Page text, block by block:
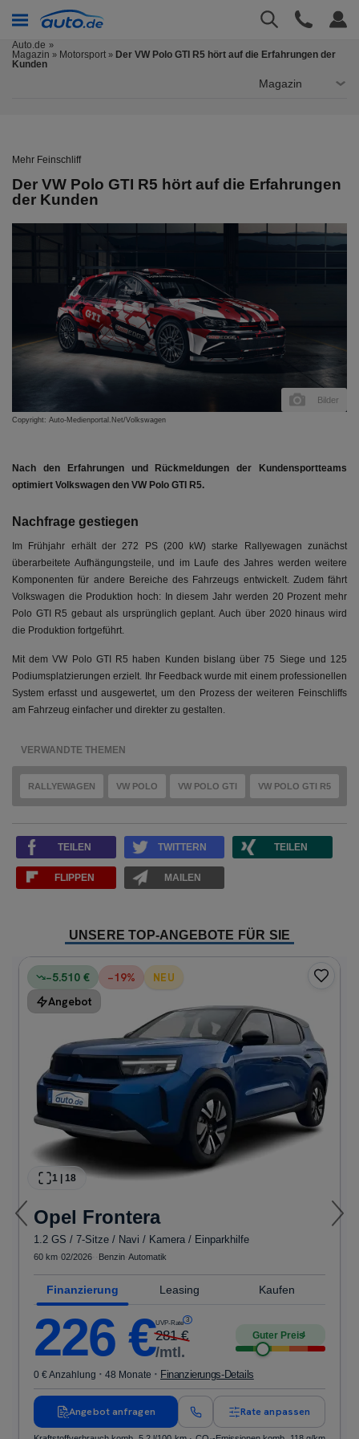
Auto.de
Magazin » Motorsport » Der VW Polo GTI R5 hört auf die Erfahrungen der
Kunden
Magazin
Mehr Feinschliff
Der VW Polo GTI R5 hört auf die Erfahrungen
der Kunden
Bilder
Copyright: Auto-Medienportal.Net/Volkswagen
Nach den Erfahrungen und Rückmeldungen der Kundensportteams
optimiert Volkswagen den VW Polo GTI R5.
Nachfrage gestiegen
Im Frühjahr erhält der 272 PS (200 kW) starke Rallyewagen zunächst
überarbeitete Aufhängungsteile, und im Laufe des Jahres werden weitere
Komponenten für andere Bereiche des Fahrzeugs entwickelt. Zudem fährt
Volkswagen die Produktion hoch: In diesem Jahr werden 20 Prozent mehr
Polo GTI R5 gebaut als ursprünglich geplant. Auch über 2020 hinaus wird
die Produktion fortgeführt.
Mit dem VW Polo GTI R5 haben Kunden bislang über 75 Siege und 125
Podiumsplatzierungen erzielt. Ihr Feedback wurde mit einem professionellen
System erfasst und ausgewertet, um den Prozess der weiteren Feinschliffs
am Fahrzeug einfacher und direkter zu gestalten.
VERWANDTE THEMEN
RALLYEWAGEN VW POLO VW POLO GTI VW POLO GTI R5
TEILEN TWITTERN TEILEN
FLIPPEN MAILEN
UNSERE TOP-ANGEBOTE FÜR SIE
−5.510 € −19% NEU
Angebot
1 | 18
Opel Frontera
1.2 GS / 7-Sitze / Navi / Kamera / Einparkhilfe
60 km 02/2026 Benzin Automatik
Finanzierung Leasing Kaufen
226 €UVP-Rate 3
281€
/mtl.
Guter Preis4
0 € Anzahlung · 48 Monate · Finanzierungs-Details
Angebot anfragen Rate anpassen